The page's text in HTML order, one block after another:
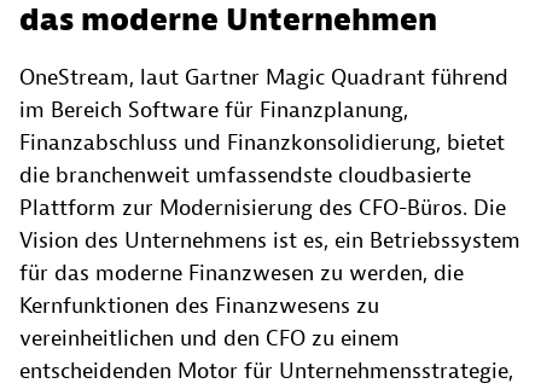
das moderne Unternehmen
OneStream, laut Gartner Magic Quadrant führend
im Bereich Software für Finanzplanung,
Finanzabschluss und Finanzkonsolidierung, bietet
die branchenweit umfassendste cloudbasierte
Plattform zur Modernisierung des CFO-Büros. Die
Vision des Unternehmens ist es, ein Betriebssystem
für das moderne Finanzwesen zu werden, die
Kernfunktionen des Finanzwesens zu
vereinheitlichen und den CFO zu einem
entscheidenden Motor für Unternehmensstrategie,